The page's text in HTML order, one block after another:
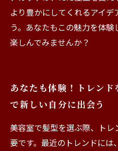
より豊かにしてくれるアイデ
う。あなたもこの魅力を体
楽しんでみませんか？
あなたも体験！トレン
で新しい自分に出会う
美容室で髪型を選ぶ際、ト
要です。最近のトレンドに